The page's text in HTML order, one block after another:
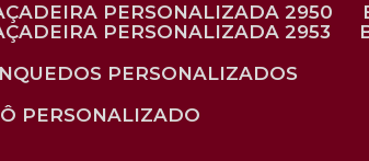
PERSONALIZADA 2950
PERSONALIZADA 2953
PERSONALIZADOS
PERSONALIZADO